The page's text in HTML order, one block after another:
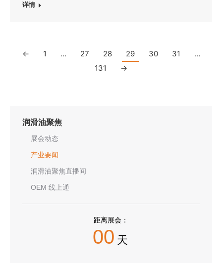
详情
← 1 … 27 28 29 30 31
…
131
→
润滑油聚焦
展会动态
产业要闻
润滑油聚焦直播间
OEM 线上通
距离展会：
00 天